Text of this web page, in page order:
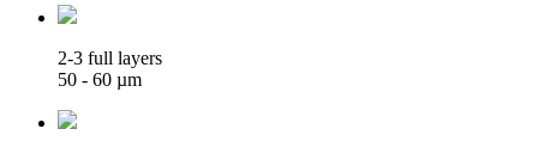
2-3 full layers
50 - 60 µm